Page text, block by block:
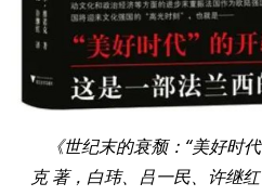
《世纪末的衰颓：“美好时
克 著，白玮、吕一民、许继